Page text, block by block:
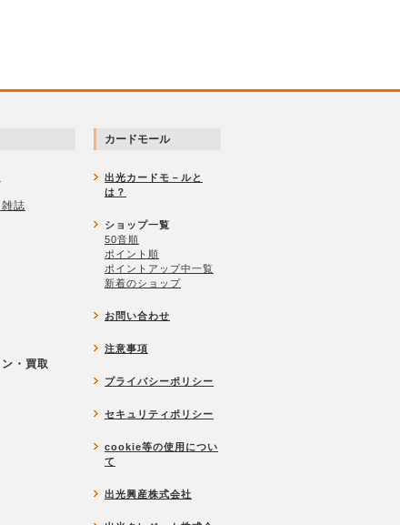
誌
・買取
カードモール
出光カードモ－ルと
は？
ショップ一覧
50音順
ポイント順
ポイントアップ中一覧
新着のショップ
お問い合わせ
注意事項
プライバシーポリシー
セキュリティポリシー
cookie等の使用につい
て
出光興産株式会社